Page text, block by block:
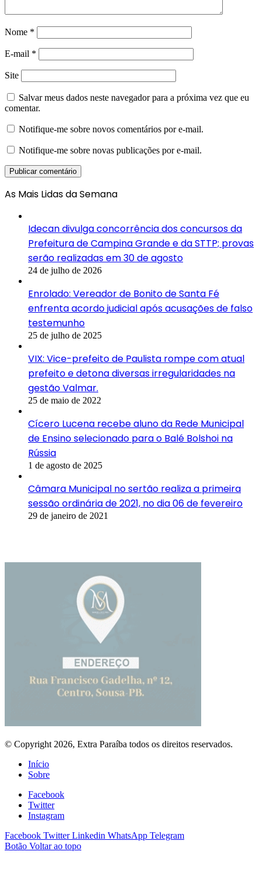
Nome *
E-mail *
Site
Salvar meus dados neste navegador para a próxima vez que eu
comentar.
Notifique-me sobre novos comentários por e-mail.
Notifique-me sobre novas publicações por e-mail.
As Mais Lidas da Semana
Idecan divulga concorrência dos concursos da
Prefeitura de Campina Grande e da STTP; provas
serão realizadas em 30 de agosto
24 de julho de 2026
Enrolado: Vereador de Bonito de Santa Fé
enfrenta acordo judicial após acusações de falso
testemunho
25 de julho de 2025
VIX: Vice-prefeito de Paulista rompe com atual
prefeito e detona diversas irregularidades na
gestão Valmar.
25 de maio de 2022
Cícero Lucena recebe aluno da Rede Municipal
de Ensino selecionado para o Balé Bolshoi na
Rússia
1 de agosto de 2025
Câmara Municipal no sertão realiza a primeira
sessão ordinária de 2021, no dia 06 de fevereiro
29 de janeiro de 2021
© Copyright 2026, Extra Paraíba todos os direitos reservados.
Início
Sobre
Facebook
Twitter
Instagram
Facebook Twitter Linkedin WhatsApp Telegram
Botão Voltar ao topo